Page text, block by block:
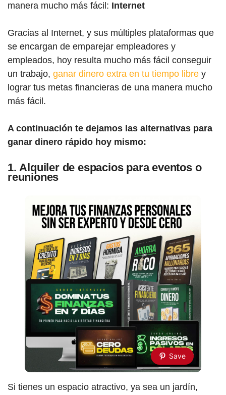
manera mucho más fácil: Internet
Gracias al Internet, y sus múltiples plataformas que
se encargan de emparejar empleadores y
empleados, hoy resulta mucho más fácil conseguir
un trabajo, ganar dinero extra en tu tiempo libre y
lograr tus metas financieras de una manera mucho
más fácil.
A continuación te dejamos las alternativas para
ganar dinero rápido hoy mismo:
1. Alquiler de espacios para eventos o
reuniones
Save
Si tienes un espacio atractivo, ya sea un jardín,